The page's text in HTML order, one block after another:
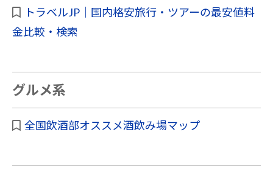
トラベルJP｜国内格安旅行・ツアーの最安値料
金比較・検索
グルメ系
全国飲酒部オススメ酒飲み場マップ